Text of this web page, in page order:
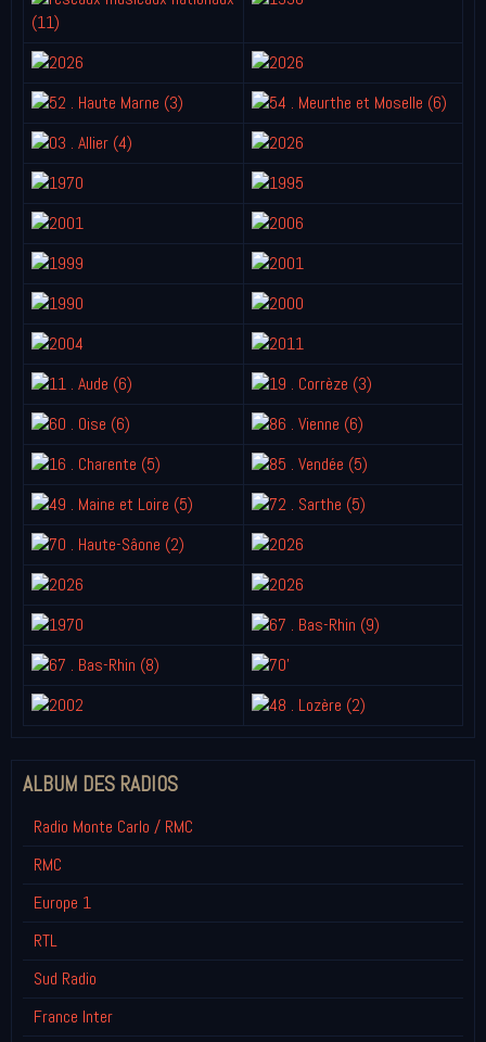
ALBUM DES RADIOS
Radio Monte Carlo / RMC
RMC
Europe 1
RTL
Sud Radio
France Inter